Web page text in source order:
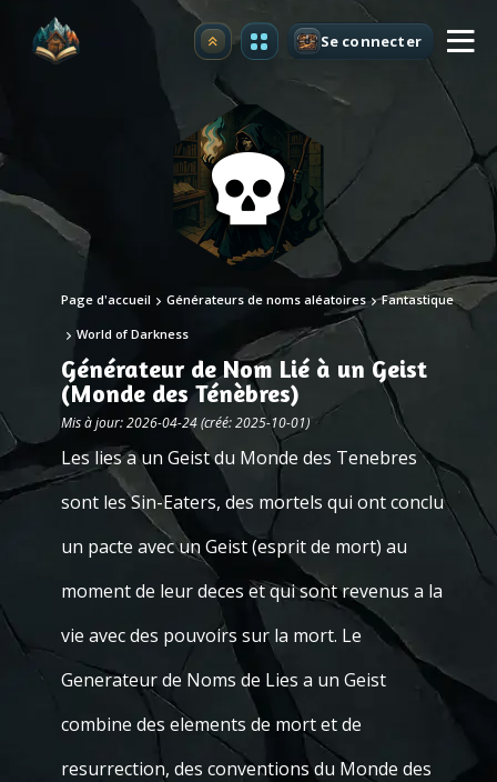
Premium Se connecter
Page d'accueil Générateurs de noms aléatoires Fantastique
World of Darkness
Générateur de Nom Lié à un Geist
(Monde des Ténèbres)
Mis à jour: 2026-04-24 (créé: 2025-10-01)
Les lies a un Geist du Monde des Tenebres
sont les Sin-Eaters, des mortels qui ont conclu
un pacte avec un Geist (esprit de mort) au
moment de leur deces et qui sont revenus a la
vie avec des pouvoirs sur la mort. Le
Generateur de Noms de Lies a un Geist
combine des elements de mort et de
resurrection, des conventions du Monde des